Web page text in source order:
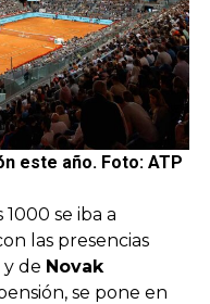
este año. Foto: ATP
se iba a
las presencias
y de Novak
se pone en